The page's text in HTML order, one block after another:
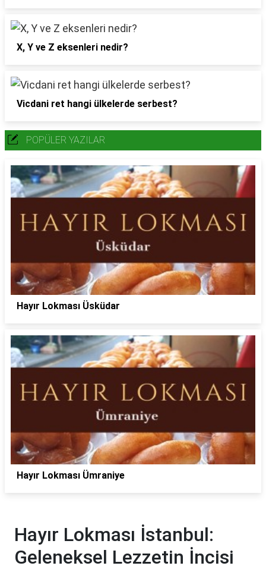
X, Y ve Z eksenleri nedir?
Vicdani ret hangi ülkelerde serbest?
POPÜLER YAZILAR
Hayır Lokması Üsküdar
Hayır Lokması Ümraniye
Hayır Lokması İstanbul:
Geleneksel Lezzetin İncisi